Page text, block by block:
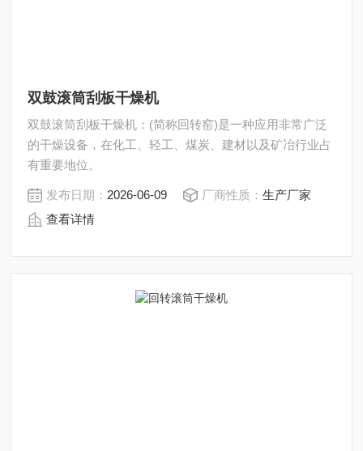
双鼓滚筒刮板干燥机
双鼓滚筒刮板干燥机：(简称回转窑)是一种应用非常广泛
的干燥设备，在化工、轻工、煤炭、建材以及矿冶行业占
有重要地位。
发布日期： 2026-06-09 厂商性质：生产厂家
查看详情